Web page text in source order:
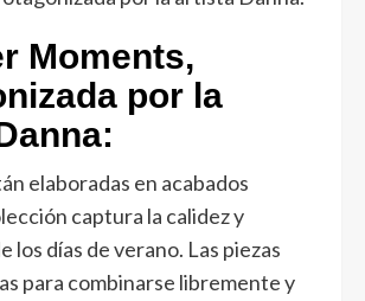
Moments,
por la
elaboradas en acabados
captura la calidez y
los días de verano. Las piezas
para combinarse libremente y